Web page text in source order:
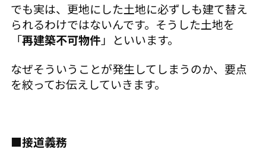
でも実は、更地にした土地に必ずしも建て替え
られるわけではないんです。そうした土地を
「再建築不可物件 」といいます。
なぜそういうことが発生してしまうのか、要点
を絞ってお伝えしていきます。
■接道義務